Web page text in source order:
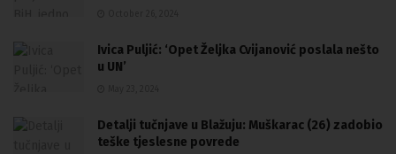
Ivica Puljić: ‘Opet Željka Cvijanović poslala nešto
u UN’
Detalji tučnjave u Blažuju: Muškarac (26) zadobio
teške tjeslesne povrede